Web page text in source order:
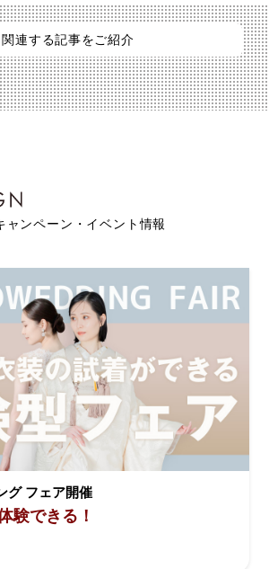
関連する記事をご紹介
ャンペーン・イベント情報
グ フェア開催
験できる！